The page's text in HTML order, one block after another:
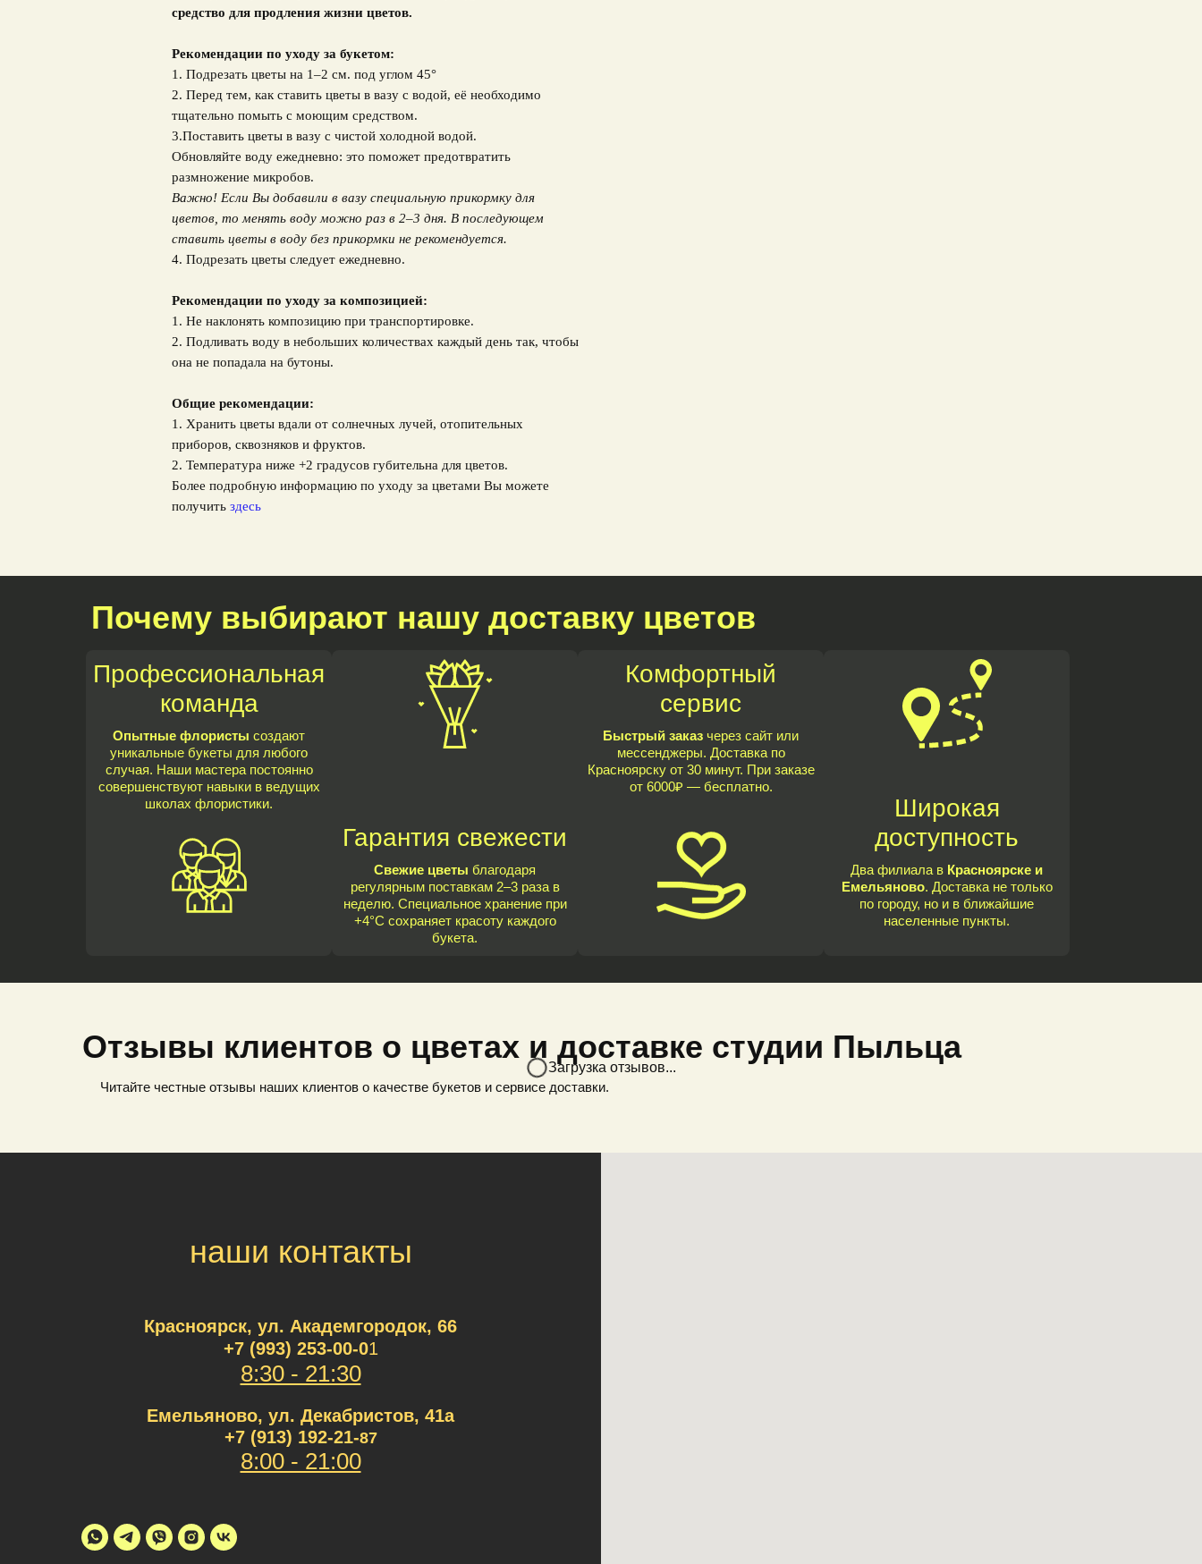
средство для продления жизни цветов.
Рекомендации по уходу за букетом:
1. Подрезать цветы на 1–2 см. под углом 45°
2. Перед тем, как ставить цветы в вазу с водой, её необходимо
тщательно помыть с моющим средством.
3.Поставить цветы в вазу с чистой холодной водой.
Обновляйте воду ежедневно: это поможет предотвратить
размножение микробов.
Важно! Если Вы добавили в вазу специальную прикормку для
цветов, то менять воду можно раз в 2–3 дня. В последующем
ставить цветы в воду без прикормки не рекомендуется.
4. Подрезать цветы следует ежедневно.
Рекомендации по уходу за композицией:
1. Не наклонять композицию при транспортировке.
2. Подливать воду в небольших количествах каждый день так, чтобы
она не попадала на бутоны.
Общие рекомендации:
1. Хранить цветы вдали от солнечных лучей, отопительных
приборов, сквозняков и фруктов.
2. Температура ниже +2 градусов губительна для цветов.
Более подробную информацию по уходу за цветами Вы можете
получить здесь
Почему выбирают нашу доставку цветов
Профессиональная
команда
Опытные флористы создают
уникальные букеты для любого
случая. Наши мастера постоянно
совершенствуют навыки в ведущих
школах флористики.
Гарантия свежести
Свежие цветы благодаря
регулярным поставкам 2–3 раза в
неделю. Специальное хранение при
+4°C сохраняет красоту каждого
букета.
Комфортный
сервис
Быстрый заказ через сайт или
мессенджеры. Доставка по
Красноярску от 30 минут. При заказе
от 6000₽ — бесплатно.
Широкая
доступность
Два филиала в Красноярске и
Емельяново. Доставка не только
по городу, но и в ближайшие
населенные пункты.
Отзывы клиентов о цветах и доставке студии Пыльца
Читайте честные отзывы наших клиентов о качестве букетов и сервисе доставки.
Загрузка отзывов...
наши контакты
Красноярск, ул. Академгородок, 66
+7 (993) 253-00-01
8:30 - 21:30
Емельяново, ул. Декабристов, 41а
+7 (913) 192-21-87
8:00 - 21:00